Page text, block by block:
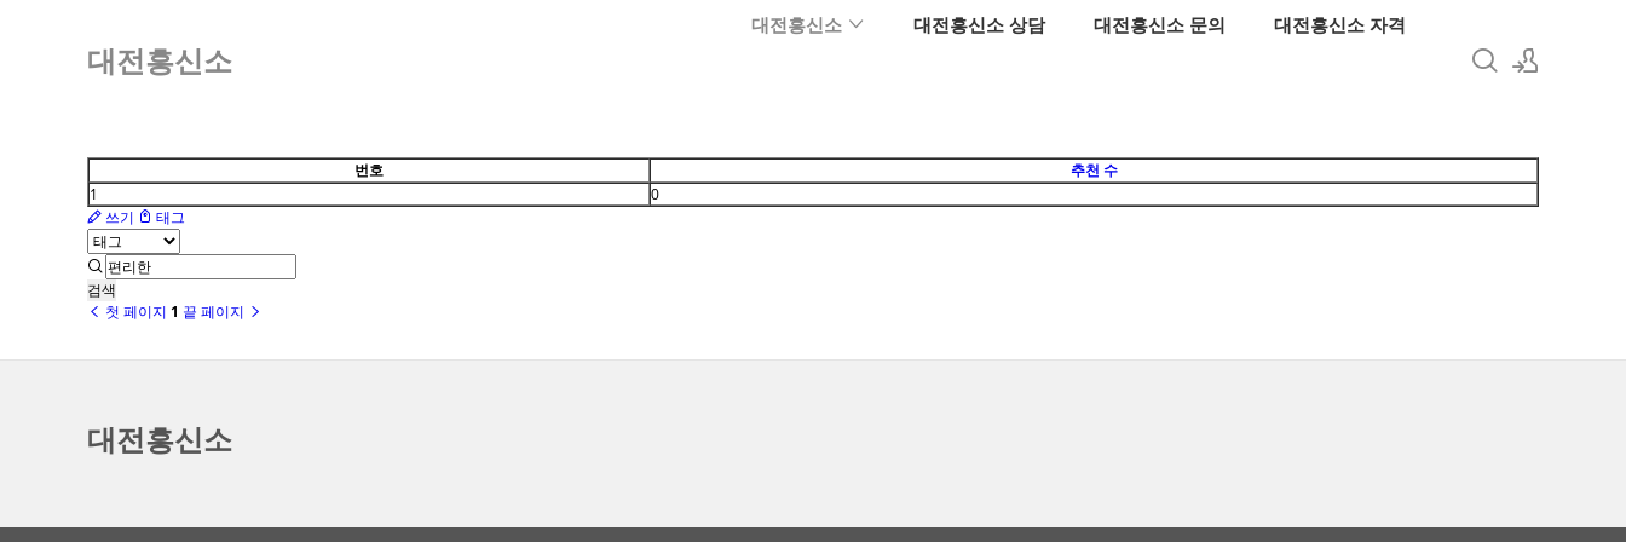
메뉴 건너뛰기
대전흥신소
회원가입
대전흥신소 대전흥신소 상담 대전흥신소 문의 대전흥신소 자격
번호
추천 수
1
0
쓰기
태그
검색
첫 페이지 1 끝 페이지
대전흥신소